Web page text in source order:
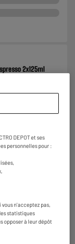
2x125ml
250ML
DEPOT et ses
personnelles pour :
n'acceptez pas,
statistiques
opposer à leur dépôt